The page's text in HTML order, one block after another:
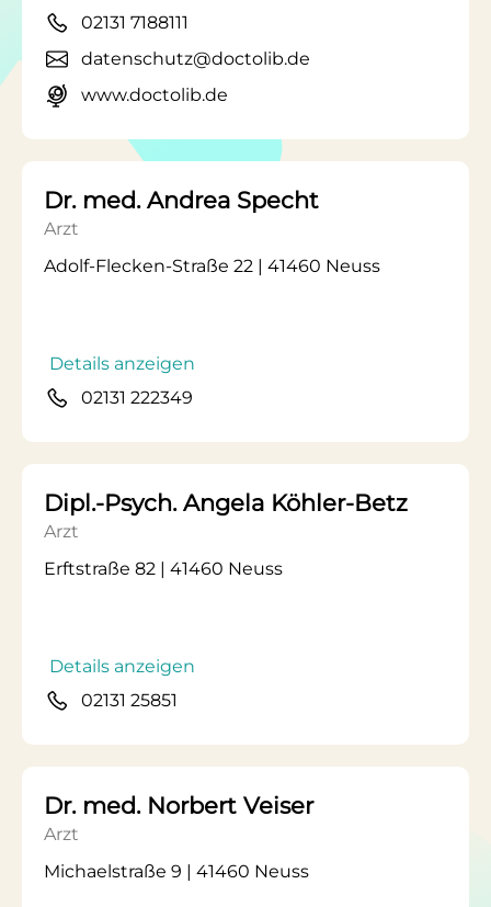
02131 7188111
datenschutz@doctolib.de
www.doctolib.de
Dr. med. Andrea Specht
Arzt
Adolf-Flecken-Straße 22 | 41460 Neuss
Details anzeigen
02131 222349
Dipl.-Psych. Angela Köhler-Betz
Arzt
Erftstraße 82 | 41460 Neuss
Details anzeigen
02131 25851
Dr. med. Norbert Veiser
Arzt
Michaelstraße 9 | 41460 Neuss